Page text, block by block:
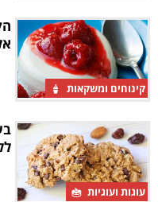
קינוחים ומשקאות
עוגות ועוגיות